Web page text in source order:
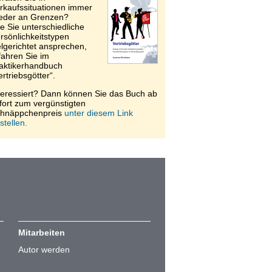
immer
an Grenzen?
Sie unterschiedliche
ansprechen,
Sie im
Dann können Sie das Buch ab
zum vergünstigten
unter diesem Link
Mitarbeiten
Autor werden